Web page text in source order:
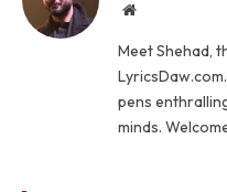
Website
Meet Shehad,
pens
minds.